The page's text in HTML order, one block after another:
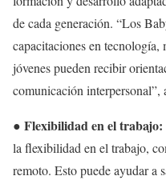
de cada generación. “Los
capacitaciones en tecnología,
jóvenes pueden recibir
comunicación interpersonal”,
● Flexibilidad en el trabajo:
la flexibilidad en el trabajo,
remoto. Esto puede ayudar a